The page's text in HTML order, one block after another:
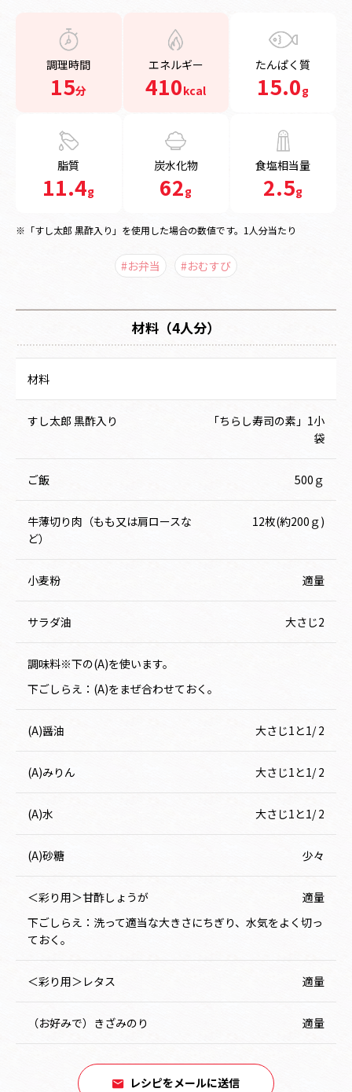
調理時間
15分
エネルギー
410kcal
たんぱく質
15.0g
脂質
11.4g
炭水化物
62g
食塩相当量
2.5g
※「すし太郎 黒酢入り」を使用した場合の数値です。1人分当たり
#お弁当 #おむすび
材料（4人分）
材料
すし太郎 黒酢入り
「ちらし寿司の素」1小
袋
ご飯 500ｇ
牛薄切り肉（もも又は肩ロースな
ど）
12枚(約200ｇ)
小麦粉 適量
サラダ油 大さじ2
調味料※下の(A)を使います。
下ごしらえ：(A)をまぜ合わせておく。
(A)醤油 大さじ1と1/ 2
(A)みりん 大さじ1と1/ 2
(A)水 大さじ1と1/ 2
(A)砂糖 少々
＜彩り用＞甘酢しょうが
適量
下ごしらえ：洗って適当な大きさにちぎり、水気をよく切っ
ておく。
＜彩り用＞レタス 適量
（お好みで）きざみのり 適量
レシピをメールに送信